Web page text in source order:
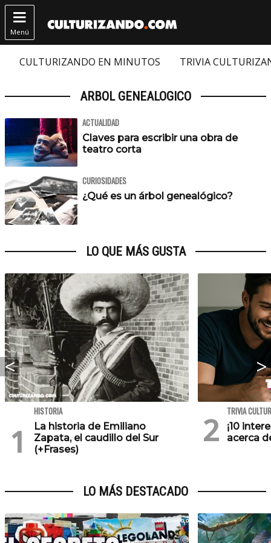

Menú
CULTURIZANDO EN MINUTOS TRIVIA
ARBOL GENEALOGICO
ACTUALIDAD
Claves para escribir una obra de
teatro corta
CURIOSIDADES
¿Qué es un árbol genealógico?
LO QUE MÁS GUSTA
HISTORIA
La historia de Emiliano
Zapata, el caudillo del Sur
(+Frases)
TRIVIA
¡10
acerca
LO MÁS DESTACADO